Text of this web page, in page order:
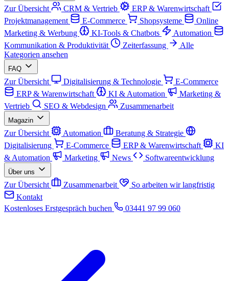
Zur Übersicht CRM & Vertrieb
ERP & Warenwirtschaft
Projektmanagement
E-Commerce Shopsysteme
Online
Marketing & Werbung
KI-Tools & Chatbots
Automation
Kommunikation & Produktivität
Zeiterfassung
Alle
Kategorien ansehen
FAQ
Zur Übersicht Digitalisierung & Technologie
E-Commerce
ERP & Warenwirtschaft
KI & Automation
Marketing &
Vertrieb
SEO & Webdesign Zusammenarbeit
Magazin
Zur Übersicht Automation
Beratung & Strategie
Digitalisierung
E-Commerce ERP & Warenwirtschaft
KI
& Automation
Marketing News Softwareentwicklung
Über uns
Zur Übersicht Zusammenarbeit
So arbeiten wir langfristig
Kontakt
Kostenloses Erstgespräch buchen
03441 97 99 060